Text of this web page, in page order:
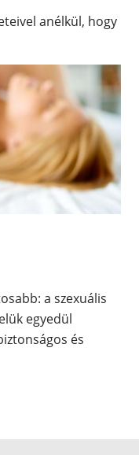
anélkül, hogy
a szexuális
egyedül
és